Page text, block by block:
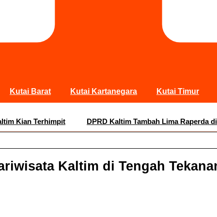
Kutai Barat Kutai Kartanegara Kutai Timur
Kian Terhimpit DPRD Kaltim Tambah Lima Raperda
Pembatasan Media Sosial untuk Anak, Suparno: Kecanduan
Kaltim di Tengah